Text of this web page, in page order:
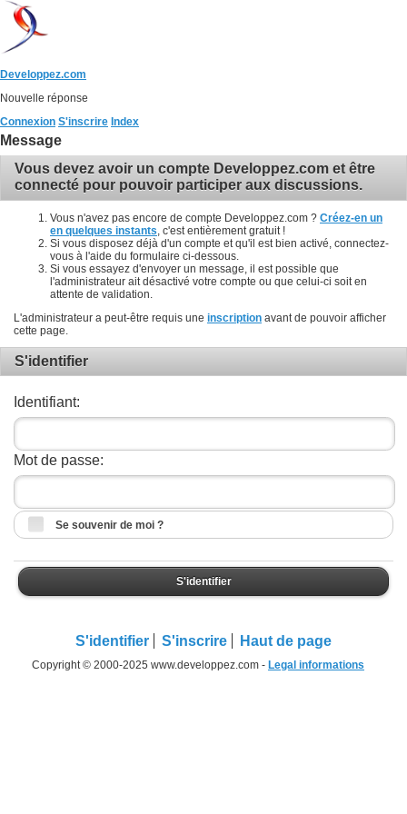
Developpez.com
Nouvelle réponse
Connexion S'inscrire Index
Message
Vous devez avoir un compte Developpez.com et être
connecté pour pouvoir participer aux discussions.
Vous n'avez pas encore de compte Developpez.com ? Créez-en un
en quelques instants , c'est entièrement gratuit !
Si vous disposez déjà d'un compte et qu'il est bien activé, connectez-
vous à l'aide du formulaire ci-dessous.
Si vous essayez d'envoyer un message, il est possible que
l'administrateur ait désactivé votre compte ou que celui-ci soit en
attente de validation.
L'administrateur a peut-être requis une inscription avant de pouvoir afficher
cette page.
S'identifier
Identifiant:
Mot de passe:
Se souvenir de moi ?
S'identifier
S'identifier S'inscrire Haut de page
Copyright © 2000-2025 www.developpez.com - Legal informations